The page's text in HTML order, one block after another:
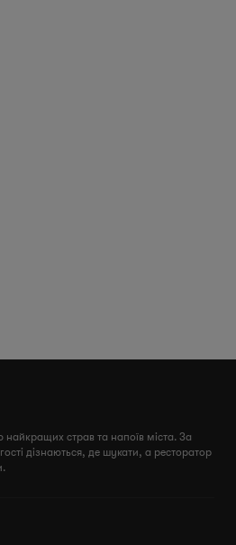
найкращих страв та напоїв міста. За
дізнаються, де шукати, а ресторатор